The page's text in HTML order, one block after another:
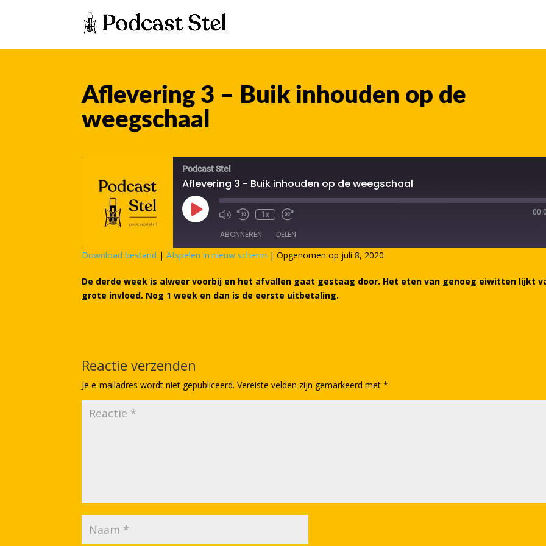
Aflevering 3 – Buik inhouden op de
weegschaal
Podcast Stel
Aflevering 3 - Buik inhouden op de weegschaal
Play
Episode
1x
ABONNEREN DELEN
RSS FEED
LINK
Download bestand |Afspelen in nieuw scherm |Opgenomen op juli 8, 2020
De derde week is alweer voorbij en het afvallen gaat gestaag door. Het eten van genoeg eiwitten lijkt
grote invloed. Nog 1 week en dan is de eerste uitbetaling.
Reactie verzenden
Je e-mailadres wordt niet gepubliceerd. Vereiste velden zijn gemarkeerd met*